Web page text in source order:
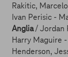
Rakitic,
Ivan Perisic -
Anglia/ Jordan
Harry Maguire
Henderson,